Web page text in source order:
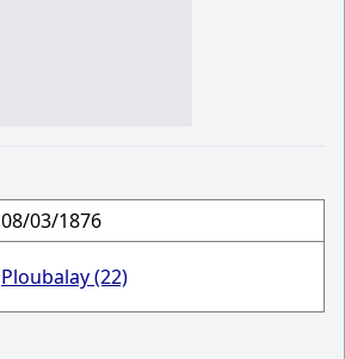
08/03/1876
Ploubalay (22)